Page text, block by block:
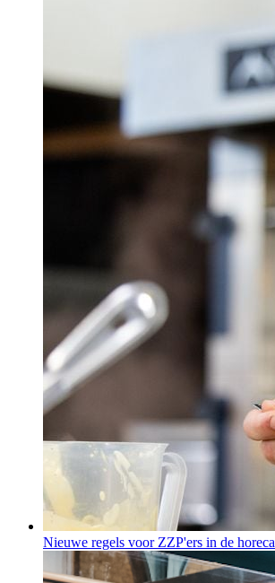
Nieuwe regels voor ZZP'ers in de horeca